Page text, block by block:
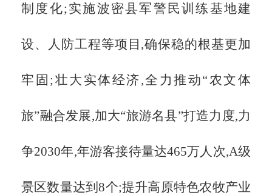
制度化;实施波密县军警民训练基地建
设、人防工程等项目,确保稳的根基更加
牢固;壮大实体经济,全力推动“农文体
旅”融合发展,加大“旅游名县”打造力度,力
争2030年,年游客接待量达465万人次,A级
景区数量达到8个;提升高原特色农牧产业